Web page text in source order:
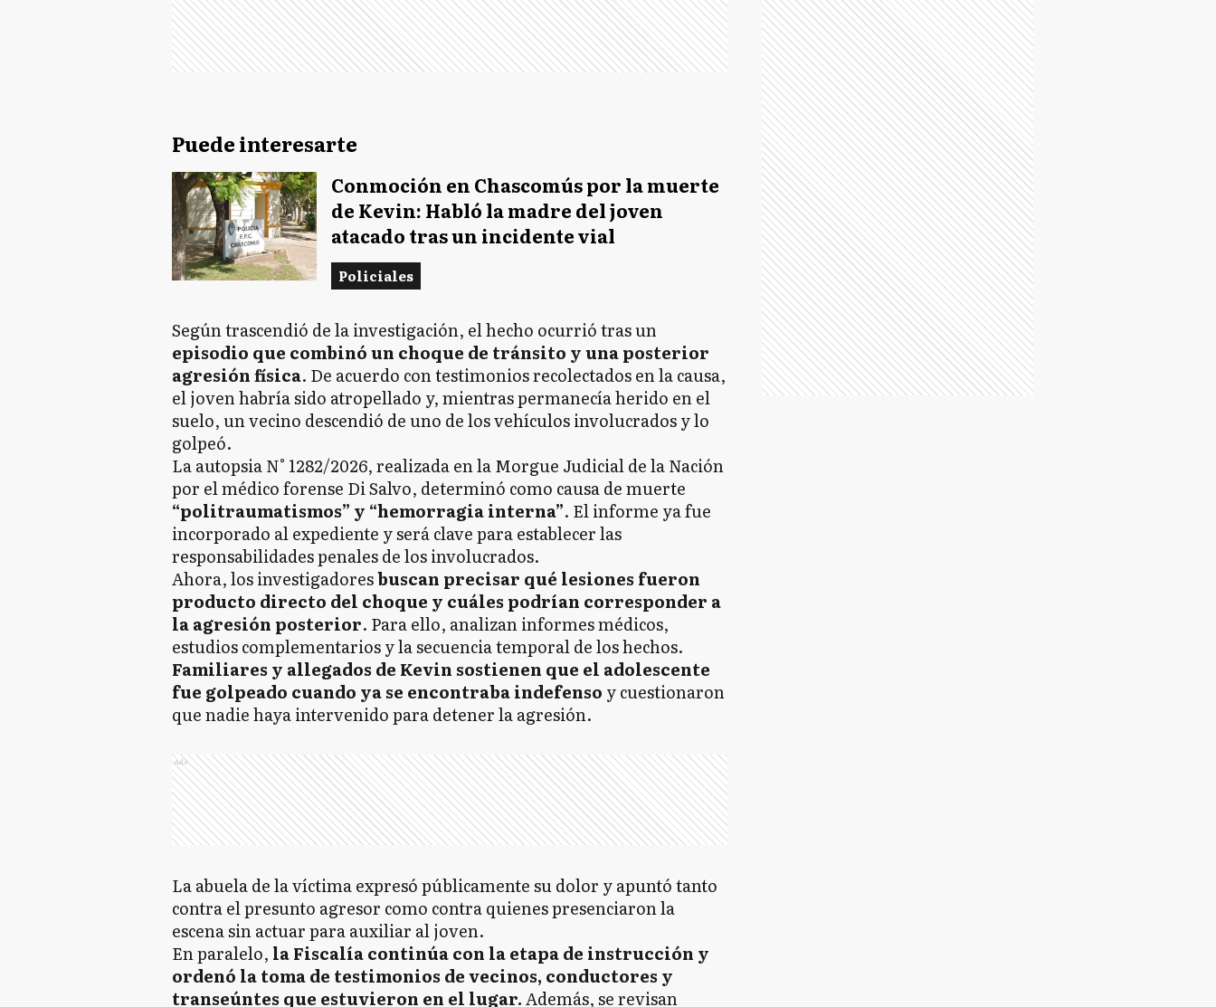
Puede interesarte
Conmoción en Chascomús por la muerte
de Kevin: Habló la madre del joven
atacado tras un incidente vial
Policiales
Según trascendió de la investigación, el hecho ocurrió tras un
episodio que combinó un choque de tránsito y una posterior
agresión física. De acuerdo con testimonios recolectados en la causa,
el joven habría sido atropellado y, mientras permanecía herido en el
suelo, un vecino descendió de uno de los vehículos involucrados y lo
golpeó.
La autopsia N° 1282/2026, realizada en la Morgue Judicial de la Nación
por el médico forense Di Salvo, determinó como causa de muerte
“politraumatismos” y “hemorragia interna”. El informe ya fue
incorporado al expediente y será clave para establecer las
responsabilidades penales de los involucrados.
Ahora, los investigadoresbuscan precisar qué lesiones fueron
producto directo del choque y cuáles podrían corresponder a
la agresión posterior. Para ello, analizan informes médicos,
estudios complementarios y la secuencia temporal de los hechos.
Familiares y allegados de Kevin sostienen que el adolescente
fue golpeado cuando ya se encontraba indefenso y cuestionaron
que nadie haya intervenido para detener la agresión.
Ads
La abuela de la víctima expresó públicamente su dolor y apuntó tanto
contra el presunto agresor como contra quienes presenciaron la
escena sin actuar para auxiliar al joven.
En paralelo, la Fiscalía continúa con la etapa de instrucción y
ordenó la toma de testimonios de vecinos, conductores y
transeúntes que estuvieron en el lugar.Además, se revisan